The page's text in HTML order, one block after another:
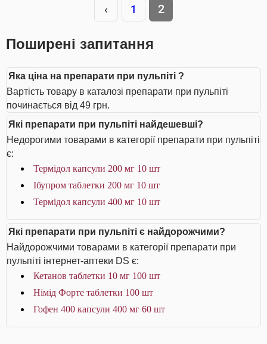
‹ 1 2
Поширені запитання
Яка ціна на препарати при пульпіті ?
Вартість товару в каталозі препарати при пульпіті
починається від 49 грн.
Які препарати при пульпіті найдешевші?
Недорогими товарами в категорії препарати при пульпіті
є:
Термідол капсули 200 мг 10 шт
Ібупром таблетки 200 мг 10 шт
Термідол капсули 400 мг 10 шт
Які препарати при пульпіті є найдорожчими?
Найдорожчими товарами в категорії препарати при
пульпіті інтернет-аптеки DS є:
Кетанов таблетки 10 мг 100 шт
Німід Форте таблетки 100 шт
Гофен 400 капсули 400 мг 60 шт